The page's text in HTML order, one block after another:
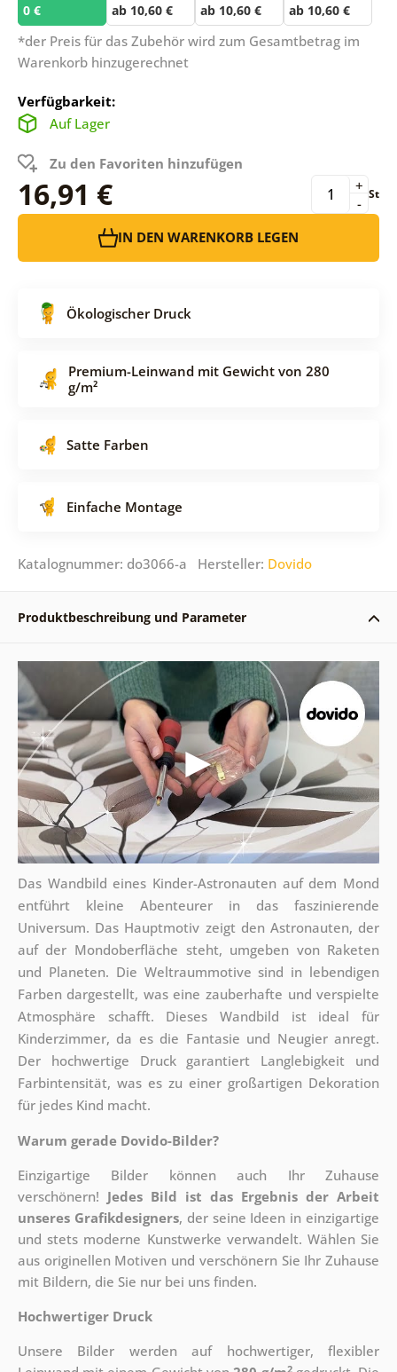
0 € ab 10,60 € ab 10,60 € ab 10,60 €
*der Preis für das Zubehör wird zum Gesamtbetrag im
Warenkorb hinzugerechnet
Verfügbarkeit:
Auf Lager
Zu den Favoriten hinzufügen
16,91 € -
+ St
IN DEN WARENKORB LEGEN
Ökologischer Druck
Premium-Leinwand mit Gewicht von 280
g/m²
Satte Farben
Einfache Montage
Katalognummer: do3066-a Hersteller: Dovido
Produktbeschreibung und Parameter
Das Wandbild eines Kinder-Astronauten auf dem Mond
entführt kleine Abenteurer in das faszinierende
Universum. Das Hauptmotiv zeigt den Astronauten, der
auf der Mondoberfläche steht, umgeben von Raketen
und Planeten. Die Weltraummotive sind in lebendigen
Farben dargestellt, was eine zauberhafte und verspielte
Atmosphäre schafft. Dieses Wandbild ist ideal für
Kinderzimmer, da es die Fantasie und Neugier anregt.
Der hochwertige Druck garantiert Langlebigkeit und
Farbintensität, was es zu einer großartigen Dekoration
für jedes Kind macht.
Warum gerade Dovido-Bilder?
Einzigartige Bilder können auch Ihr Zuhause
verschönern! Jedes Bild ist das Ergebnis der Arbeit
unseres Grafikdesigners, der seine Ideen in einzigartige
und stets moderne Kunstwerke verwandelt. Wählen Sie
aus originellen Motiven und verschönern Sie Ihr Zuhause
mit Bildern, die Sie nur bei uns finden.
Hochwertiger Druck
Unsere Bilder werden auf hochwertiger, flexibler
2